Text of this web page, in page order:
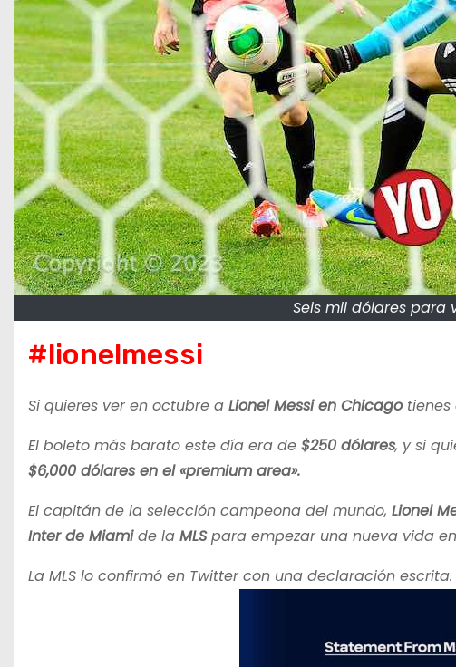
Seis mil dólares para
#lionelmessi
Si quieres ver en octubre a Lionel Messi en Chicagotienes
El boleto más barato este día era de $250 dólares, y si
$6,000 dólares en el «premium area».
El capitán de la selección campeona del mundo, Lionel
Inter de Miamide la MLSpara empezar una nueva vida
La MLS lo confirmó en Twitter con una declaración escrita.